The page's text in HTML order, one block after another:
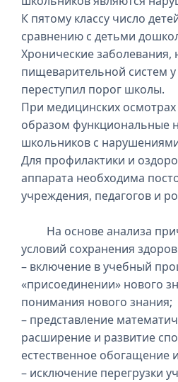
К пятому классу число
сравнению с детьми
Хронические заболевания,
пищеварительной систем у
переступил порог школы.
При медицинских
образом функциональные
школьников с
Для профилактики и
аппарата необходима
учреждения, педагогов и
На основе анализа
условий сохранения
– включение в учебный
«присоединении» нового
понимания нового знания;
– представление
расширение и развитие
естественное обогащение
– исключение перегрузки